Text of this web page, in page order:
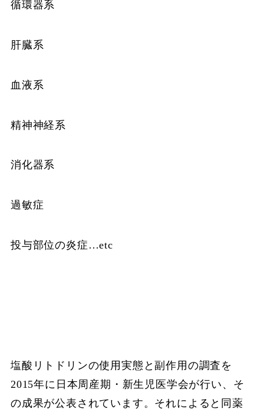
循環器系
肝臓系
血液系
精神神経系
消化器系
過敏症
投与部位の炎症…etc
塩酸リトドリンの使用実態と副作用の調査を
2015年に日本周産期・新生児医学会が行い、そ
の成果が公表されています。それによると同薬